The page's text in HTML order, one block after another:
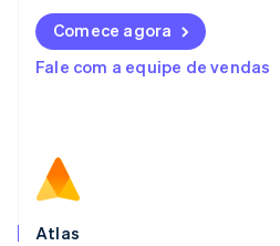
Comece agora
Fale com a equipe de vendas
Atlas
Lituânia
English
Luxemburgo
English
México
Español